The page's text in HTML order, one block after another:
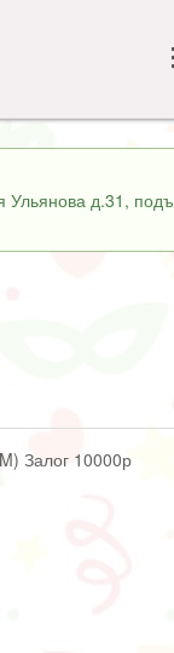
д.31,
Залог 10000р